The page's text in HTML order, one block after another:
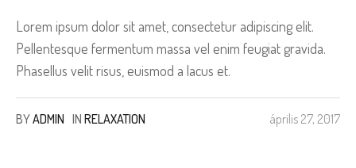
Lorem ipsum dolor sit amet, consectetur adipiscing elit.
Pellentesque fermentum massa vel enim feugiat gravida.
Phasellus velit risus, euismod a lacus et.
április 27, 2017
BYADMIN IN RELAXATION